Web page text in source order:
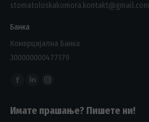
stomatoloskakomora.kontakt@gmail.com
Банка
Комерцијална Банка
300000000477179
Find us on:
Facebook
opens
Linkedin
opens
Instagram
opens
Имате прашање? Пишете ни!